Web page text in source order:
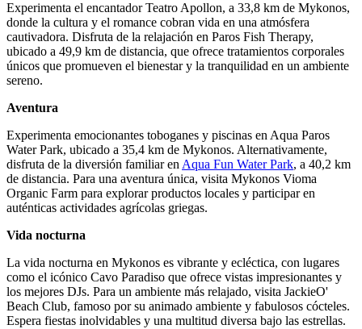
Experimenta el encantador Teatro Apollon, a 33,8 km de Mykonos,
donde la cultura y el romance cobran vida en una atmósfera
cautivadora. Disfruta de la relajación en Paros Fish Therapy,
ubicado a 49,9 km de distancia, que ofrece tratamientos corporales
únicos que promueven el bienestar y la tranquilidad en un ambiente
sereno.
Aventura
Experimenta emocionantes toboganes y piscinas en Aqua Paros
Water Park, ubicado a 35,4 km de Mykonos. Alternativamente,
disfruta de la diversión familiar enAqua Fun Water Park, a 40,2 km
de distancia. Para una aventura única, visita Mykonos Vioma
Organic Farm para explorar productos locales y participar en
auténticas actividades agrícolas griegas.
Vida nocturna
La vida nocturna en Mykonos es vibrante y ecléctica, con lugares
como el icónico Cavo Paradiso que ofrece vistas impresionantes y
los mejores DJs. Para un ambiente más relajado, visita JackieO'
Beach Club, famoso por su animado ambiente y fabulosos cócteles.
Espera fiestas inolvidables y una multitud diversa bajo las estrellas.